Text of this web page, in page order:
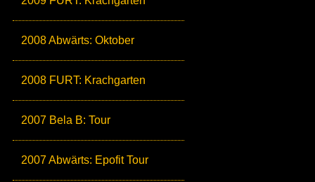
2008 Abwärts: Oktober
2008 FURT: Krachgarten
2007 Bela B: Tour
2007 Abwärts: Epofit Tour